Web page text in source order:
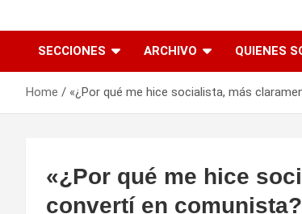
SECCIONES ARCHIVO QUIENES
Home «¿Por qué me hice socialista, más
«¿Por qué me hice
convertí en